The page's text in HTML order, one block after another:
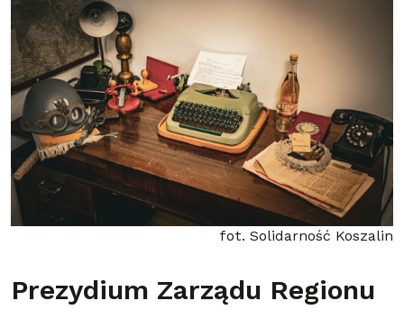
fot. Solidarność Koszalin
Prezydium Zarządu Regionu